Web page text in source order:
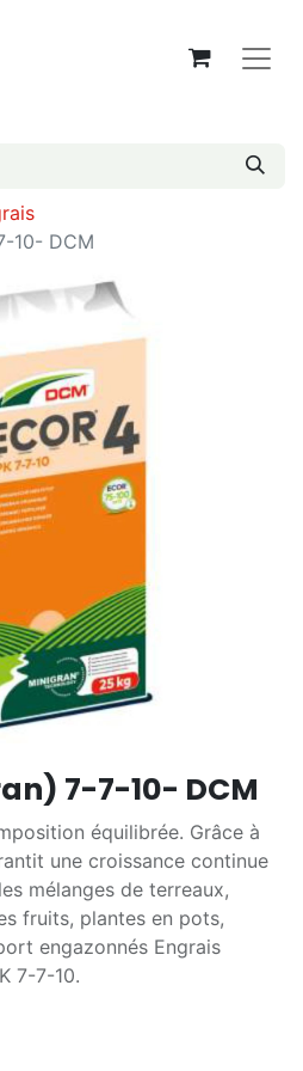
10- DCM
7-7-10- DCM
équilibrée. Grâce à
une croissance continue
mélanges de terreaux,
fruits, plantes en pots,
engazonnés Engrais
7-7-10.